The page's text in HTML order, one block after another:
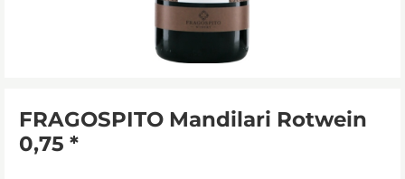
FRAGOSPITO Mandilari Rotwein
0,75 *